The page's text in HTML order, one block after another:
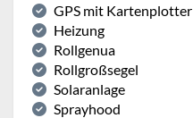
GPS mit Kartenplotter
Heizung
Rollgenua
Rollgroßsegel
Solaranlage
Sprayhood